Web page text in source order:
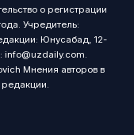
о регистрации
Учредитель:
Юнусабад, 12-
info@uzdaily.com.
Мнения авторов в
редакции.